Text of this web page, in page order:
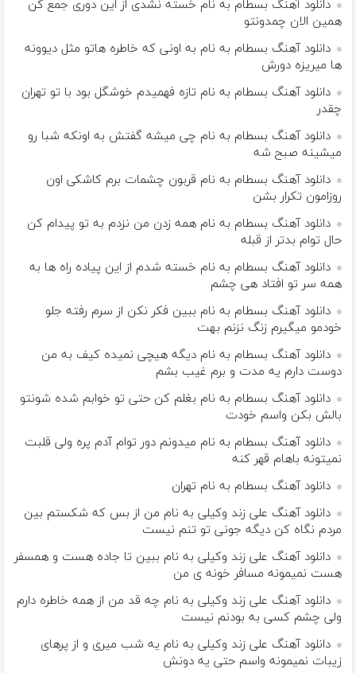
دانلود آهنگ بسطام به نام خسته نشدی از این دوری جمع کن
همین الان چمدونتو
دانلود آهنگ بسطام به نام به اونی که خاطره هاتو مثل دیوونه
ها میریزه دورش
دانلود آهنگ بسطام به نام تازه فهمیدم خوشگل بود با تو تهران
چقدر
دانلود آهنگ بسطام به نام چی میشه گفتش به اونکه شبا رو
میشینه صبح شه
دانلود آهنگ بسطام به نام قربون چشمات برم کاشکی اون
روزامون تکرار بشن
دانلود آهنگ بسطام به نام همه زدن من نزدم به تو پیدام کن
حال توام بدتر از قبله
دانلود آهنگ بسطام به نام خسته شدم از این پیاده راه ها به
همه سر تو افتاد هی چشم
دانلود آهنگ بسطام به نام ببین فکر نکن از سرم رفته جلو
خودمو میگیرم زنگ نزنم بهت
دانلود آهنگ بسطام به نام دیگه هیچی نمیده کیف به من
دوست دارم یه مدت و برم غیب بشم
دانلود آهنگ بسطام به نام بغلم کن حتی تو خوابم شده شونتو
بالش بکن واسم خودت
دانلود آهنگ بسطام به نام میدونم دور توام آدم پره ولی قلبت
نمیتونه باهام قهر کنه
دانلود آهنگ بسطام به نام تهران
دانلود آهنگ علی زند وکیلی به نام من از بس كه شكستم بین
مردم نگاه كن دیگه جونى تو تنم نیست
دانلود آهنگ علی زند وکیلی به نام ببین تا جاده هست و همسفر
هست نمیمونه مسافر خونه ی من
دانلود آهنگ علی زند وکیلی به نام چه قد من از همه خاطره دارم
ولی چشم كسی به بودنم نیست
دانلود آهنگ علی زند وکیلی به نام یه شب میرى و از پرهای
زيبات نمیمونه واسم حتی یه دونش